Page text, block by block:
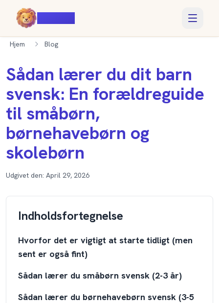
Hjem Blog
Sådan lærer du dit barn
svensk: En forældreguide
til småbørn,
børnehavebørn og
skolebørn
Udgivet den: April 29, 2026
Indholdsfortegnelse
Hvorfor det er vigtigt at starte tidligt (men
sent er også fint)
Sådan lærer du småbørn svensk (2-3 år)
Sådan lærer du børnehavebørn svensk (3-5